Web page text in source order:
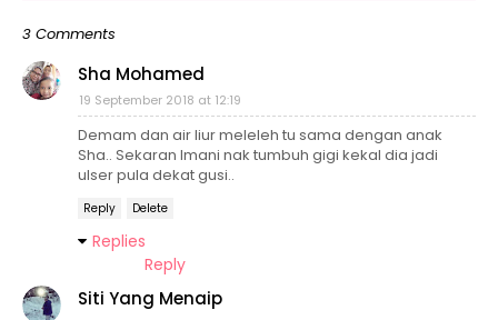
3 Comments
Sha Mohamed
19 September 2018 at 12:19
Demam dan air liur meleleh tu sama dengan anak
Sha.. Sekaran Imani nak tumbuh gigi kekal dia jadi
ulser pula dekat gusi..
Reply Delete
Replies
Reply
Siti Yang Menaip